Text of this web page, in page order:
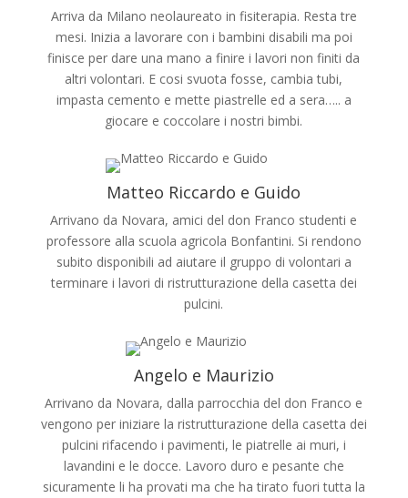
Arriva da Milano neolaureato in fisiterapia. Resta tre
mesi. Inizia a lavorare con i bambini disabili ma poi
finisce per dare una mano a finire i lavori non finiti da
altri volontari. E cosi svuota fosse, cambia tubi,
impasta cemento e mette piastrelle ed a sera….. a
giocare e coccolare i nostri bimbi.
Matteo Riccardo e Guido
Arrivano da Novara, amici del don Franco studenti e
professore alla scuola agricola Bonfantini. Si rendono
subito disponibili ad aiutare il gruppo di volontari a
terminare i lavori di ristrutturazione della casetta dei
pulcini.
Angelo e Maurizio
Arrivano da Novara, dalla parrocchia del don Franco e
vengono per iniziare la ristrutturazione della casetta dei
pulcini rifacendo i pavimenti, le piatrelle ai muri, i
lavandini e le docce. Lavoro duro e pesante che
sicuramente li ha provati ma che ha tirato fuori tutta la